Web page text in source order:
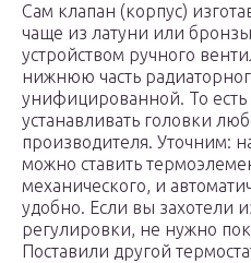
Сам клапан (корпус)
чаще из латуни или
устройством ручного
нижнюю часть
унифицированной. То
устанавливать головки
производителя. Уточним:
можно ставить
механического, и
удобно. Если вы захотели
регулировки, не нужно
Поставили другой